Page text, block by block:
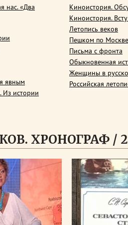
нас. «Два
явным
Из истории
Киноистория.
Киноистория.
Летопись веков
Пешком по Москве
Письма с фронта
Обыкновенная
Женщины в
Российская
ХРОНОГРАФ /